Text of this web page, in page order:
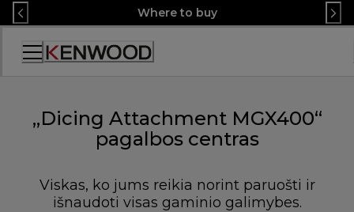
Skip
to
Content
Where to buy
Accessibility
„Dicing Attachment MGX400“
pagalbos centras
Viskas, ko jums reikia norint paruošti ir
išnaudoti visas gaminio galimybes.